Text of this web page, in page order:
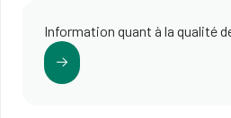
Information quant à la qualité